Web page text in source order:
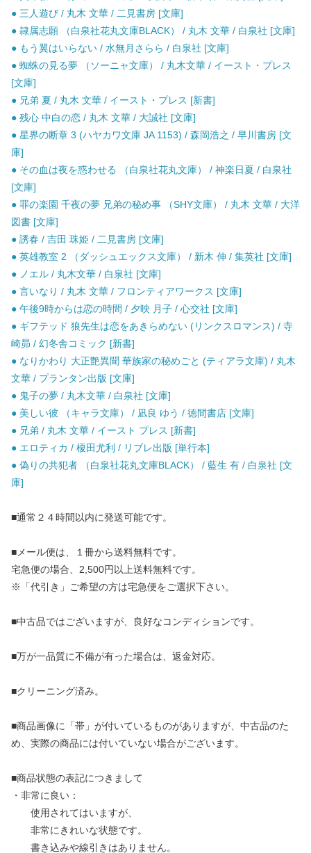
● 三人遊び / 丸木 文華 / 二見書房 [文庫]
● 隷属志願 （白泉社花丸文庫BLACK） / 丸木 文華 / 白泉社 [文庫]
● もう翼はいらない / 水無月さらら / 白泉社 [文庫]
● 蜘蛛の見る夢 （ソーニャ文庫） / 丸木文華 / イースト・プレス
[文庫]
● 兄弟 夏 / 丸木 文華 / イースト・プレス [新書]
● 残心 中白の恋 / 丸木 文華 / 大誠社 [文庫]
● 星界の断章 3 (ハヤカワ文庫 JA 1153) / 森岡浩之 / 早川書房 [文
庫]
● その血は夜を惑わせる （白泉社花丸文庫） / 神楽日夏 / 白泉社
[文庫]
● 罪の楽園 千夜の夢 兄弟の秘め事 （SHY文庫） / 丸木 文華 / 大洋
図書 [文庫]
● 誘春 / 吉田 珠姫 / 二見書房 [文庫]
● 英雄教室 2 （ダッシュエックス文庫） / 新木 伸 / 集英社 [文庫]
● ノエル / 丸木文華 / 白泉社 [文庫]
● 言いなり / 丸木 文華 / フロンティアワークス [文庫]
● 午後9時からは恋の時間 / 夕映 月子 / 心交社 [文庫]
● ギフテッド 狼先生は恋をあきらめない (リンクスロマンス) / 寺
崎昴 / 幻冬舎コミック [新書]
● なりかわり 大正艶異聞 華族家の秘めごと (ティアラ文庫) / 丸木
文華 / プランタン出版 [文庫]
● 鬼子の夢 / 丸木文華 / 白泉社 [文庫]
● 美しい彼 （キャラ文庫） / 凪良 ゆう / 徳間書店 [文庫]
● 兄弟 / 丸木 文華 / イースト プレス [新書]
● エロティカ / 榎田尤利 / リブレ出版 [単行本]
● 偽りの共犯者 （白泉社花丸文庫BLACK） / 藍生 有 / 白泉社 [文
庫]
■通常２４時間以内に発送可能です。
■メール便は、１冊から送料無料です。
宅急便の場合、2,500円以上送料無料です。
※「代引き」ご希望の方は宅急便をご選択下さい。
■中古品ではございますが、良好なコンディションです。
■万が一品質に不備が有った場合は、返金対応。
■クリーニング済み。
■商品画像に「帯」が付いているものがありますが、中古品のた
め、実際の商品には付いていない場合がございます。
■商品状態の表記につきまして
・非常に良い：
使用されてはいますが、
非常にきれいな状態です。
書き込みや線引きはありません。